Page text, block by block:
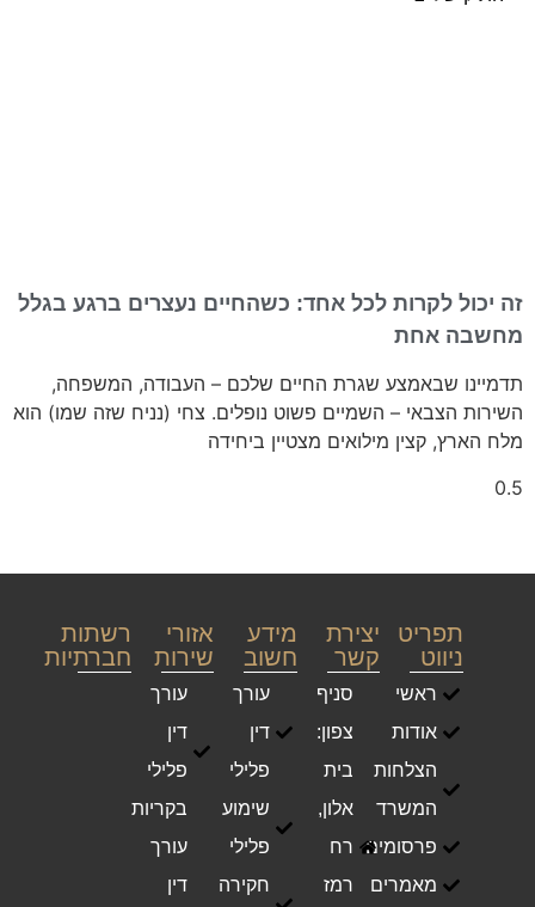
זה יכול לקרות לכל אחד: כשהחיים נעצרים ברגע בגלל
מחשבה אחת
תדמיינו שבאמצע שגרת החיים שלכם – העבודה, המשפחה,
השירות הצבאי – השמיים פשוט נופלים. צחי (נניח שזה שמו) הוא
מלח הארץ, קצין מילואים מצטיין ביחידה
תפריט
ניווט
ראשי
אודות
הצלחות
המשרד
פרסומים
מאמרים
יצירת
קשר
סניף
צפון:
בית
אלון,
רח
רמז
מידע
חשוב
עורך
דין
פלילי
שימוע
פלילי
חקירה
אזורי
שירות
עורך
דין
פלילי
בקריות
עורך
דין
רשתות
חברתיות